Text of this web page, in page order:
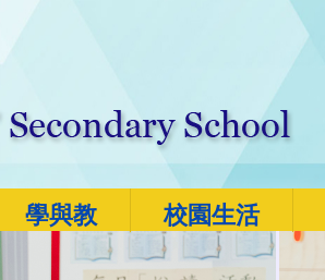
學與教 校園生活